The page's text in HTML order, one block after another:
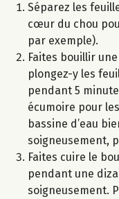
Séparez les
cœur du chou
par exemple).
Faites bouillir
plongez-y les
pendant 5
écumoire pour
bassine d’eau
soigneusement,
Faites cuire le
pendant une
soigneusement.